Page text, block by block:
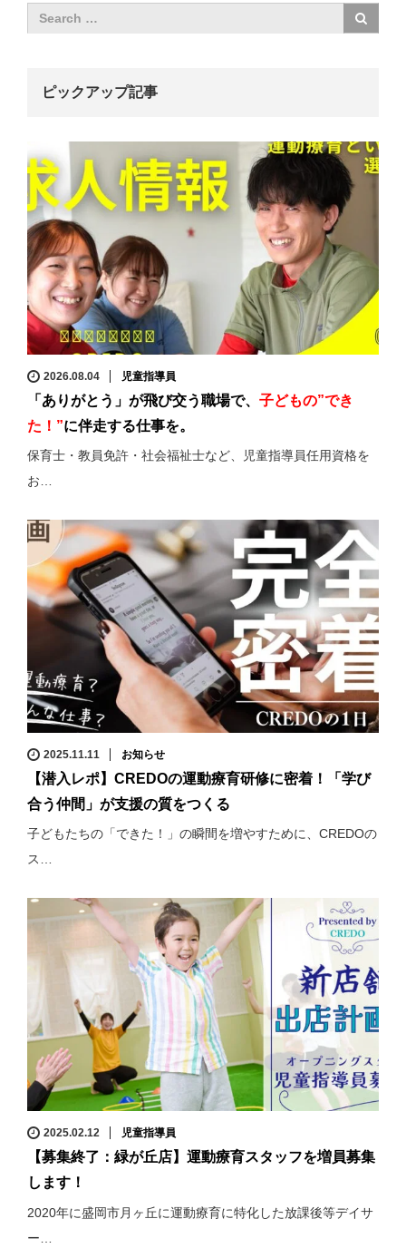
ピックアップ記事
2026.08.04 児童指導員
「ありがとう」が飛び交う職場で、 子どもの”でき
た！”に伴走する仕事を。
保育士・教員免許・社会福祉士など、児童指導員任用資格を
お…
2025.11.11 お知らせ
【潜入レポ】CREDOの運動療育研修に密着！「学び
合う仲間」が支援の質をつくる
子どもたちの「できた！」の瞬間を増やすために、CREDOの
ス…
2025.02.12 児童指導員
【募集終了：緑が丘店】運動療育スタッフを増員募集
します！
2020年に盛岡市月ヶ丘に運動療育に特化した放課後等デイサ
ー…